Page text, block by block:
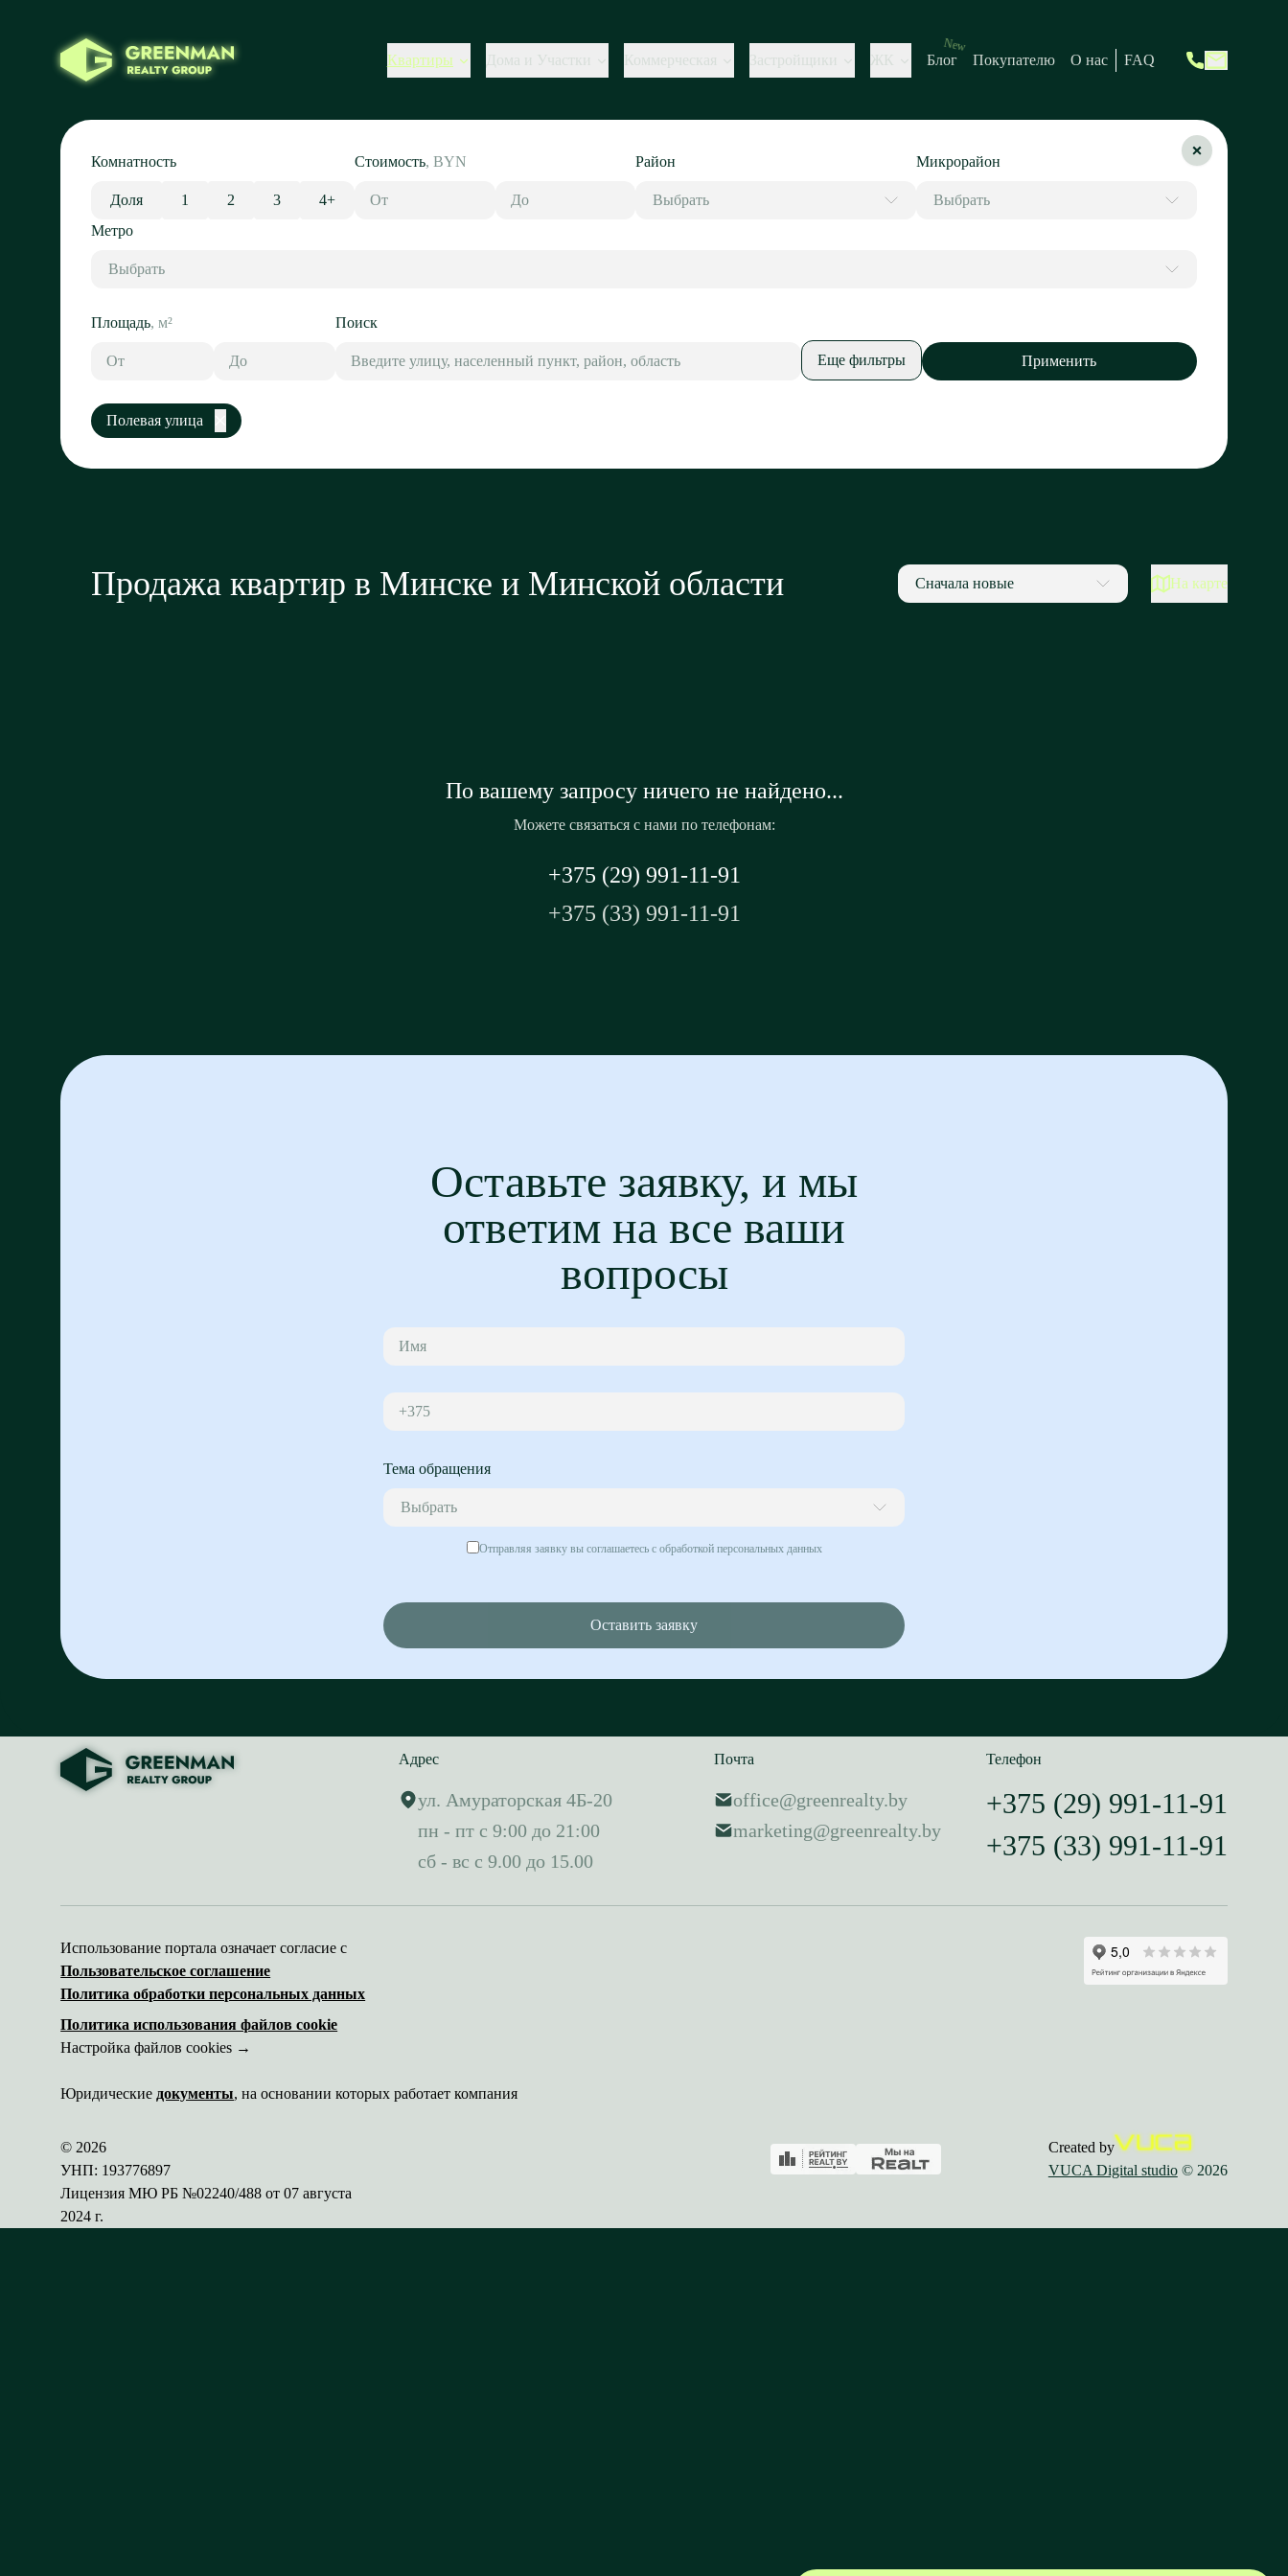
Квартиры Дома и Участки Коммерческая Застройщики ЖК
New
Блог Покупателю О нас FAQ
Комнатность
Доля 1 2 3 4+
Стоимость,BYN Район
Выбрать
Микрорайон
Выбрать
Метро
Выбрать
Площадь,м² Поиск
Еще фильтры Применить
Полевая улица
Продажа квартир в Минске и Минской области Сначала новые На карте
По вашему запросу ничего не найдено...
Можете связаться с нами по телефонам:
+375 (29) 991-11-91
+375 (33) 991-11-91
Оставьте заявку, и мы
ответим на все ваши
вопросы
+375
Тема обращения
Выбрать
Отправляя заявку вы соглашаетесь с обработкой персональных данных
Оставить заявку
Адрес
ул. Амураторская 4Б-20
пн - пт с 9:00 до 21:00
сб - вс с 9.00 до 15.00
Почта
office@greenrealty.by
marketing@greenrealty.by
Телефон
+375 (29) 991-11-91
+375 (33) 991-11-91
Использование портала означает согласие с
Пользовательское соглашение
Политика обработки персональных данных
Политика использования файлов cookie
Настройка файлов cookies →
Юридические документы, на основании которых работает компания
© 2026
УНП: 193776897
Лицензия МЮ РБ №02240/488 от 07 августа
2024 г.
Created by
VUCA Digital studio © 2026